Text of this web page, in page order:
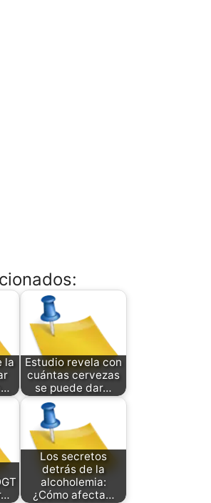
la
Estudio revela con
cuántas cervezas
se puede dar…
Los secretos
detrás de la
alcoholemia:
¿Cómo afecta…